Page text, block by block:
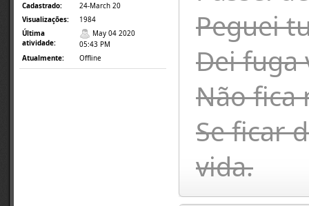
Cadastrado:
24-March 20
Visualizações:
1984
Última
atividade:
May 04 2020
05:43 PM
Atualmente:
Offline
Peguei
Dei fuga
Não fica
Se ficar
vida.